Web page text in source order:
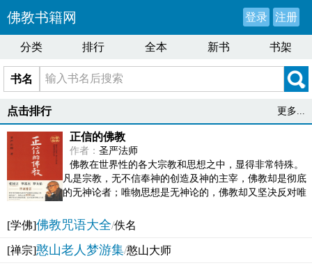
佛教书籍网 登录 注册
分类 排行 全本 新书 书架
书名
点击排行 更多...
正信的佛教
作者： 圣严法师
佛教在世界性的各大宗教和思想之中，显得非常特殊。
凡是宗教，无不信奉神的创造及神的主宰，佛教却是彻底
的无神论者；唯物思想是无神论的，佛教却又坚决反对唯
[学佛]佛教咒语大全/佚名
[禅宗]憨山老人梦游集/憨山大师